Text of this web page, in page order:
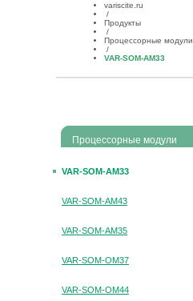
variscite.ru
/
Продукты
/
Процессорные модули
/
VAR-SOM-AM33
Процессорные модули
VAR-SOM-AM33
VAR-SOM-AM43
VAR-SOM-AM35
VAR-SOM-ОM37
VAR-SOM-OM44